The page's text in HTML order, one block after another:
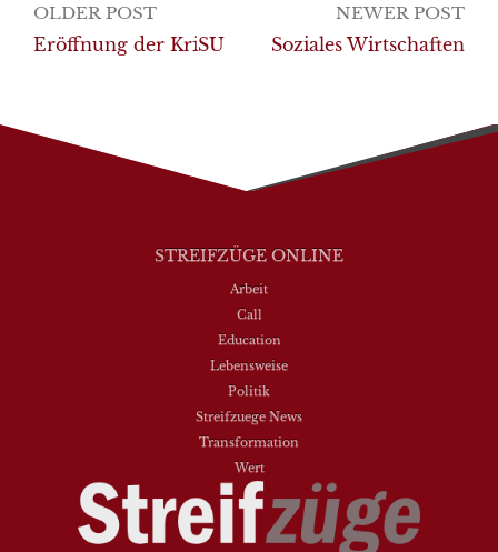
Post
navigation
OLDER POST
Eröffnung der KriSU
NEWER POST
Soziales Wirtschaften
STREIFZÜGE ONLINE
Arbeit
Call
Education
Lebensweise
Politik
Streifzuege News
Transformation
Wert